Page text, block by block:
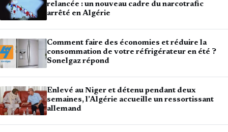
relancée : un nouveau cadre du narcotrafic
arrêté en Algérie
Comment faire des économies et réduire la
consommation de votre réfrigérateur en été ?
Sonelgaz répond
Enlevé au Niger et détenu pendant deux
semaines, l’Algérie accueille un ressortissant
allemand